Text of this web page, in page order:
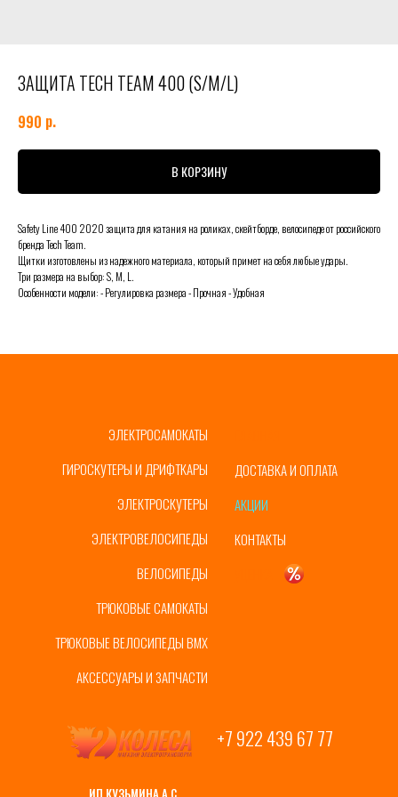
ЗАЩИТА TECH TEAM 400 (S/M/L)
990 р.
В КОРЗИНУ
Safety Line 400 2020 защита для катания на роликах, скейтборде, велосипеде от российского
бренда Tech Team.
Щитки изготовлены из надежного материала, который примет на себя любые удары.
Три размера на выбор: S, M, L.
Особенности модели: - Регулировка размера - Прочная - Удобная
ЭЛЕКТРОСАМОКАТЫ
ГИРОСКУТЕРЫ И ДРИФТКАРЫ
ЭЛЕКТРОСКУТЕРЫ
ЭЛЕКТРОВЕЛОСИПЕДЫ
ВЕЛОСИПЕДЫ
АКСЕССУАРЫ И ЗАПЧАСТИ
ДОСТАВКА И ОПЛАТА
АКЦИИ
КОНТАКТЫ
+7 922 439 67 77
ТРЮКОВЫЕ ВЕЛОСИПЕДЫ BMX
ТРЮКОВЫЕ САМОКАТЫ